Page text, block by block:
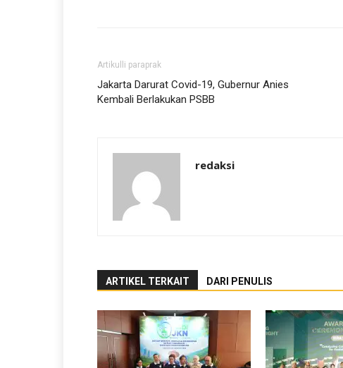
Artikulli paraprak
Jakarta Darurat Covid-19, Gubernur Anies
Kembali Berlakukan PSBB
redaksi
ARTIKEL TERKAIT DARI PENULIS